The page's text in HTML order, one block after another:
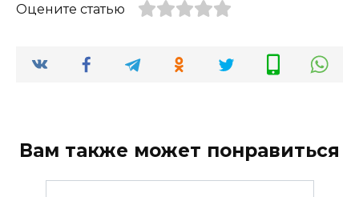
Оцените статью
Вам также может понравиться